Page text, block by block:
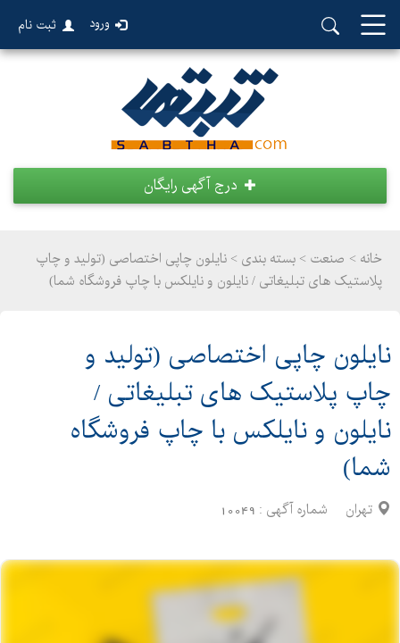
ورود ثبت نام
درج آگهی رایگان
خانه > صنعت > بسته بندی > نایلون چاپی اختصاصی (تولید و چاپ
پلاستیک های تبلیغاتی / نایلون و نایلکس با چاپ فروشگاه شما)
نایلون چاپی اختصاصی (تولید و
چاپ پلاستیک های تبلیغاتی /
نایلون و نایلکس با چاپ فروشگاه
شما)
تهران شماره آگهی : 10049